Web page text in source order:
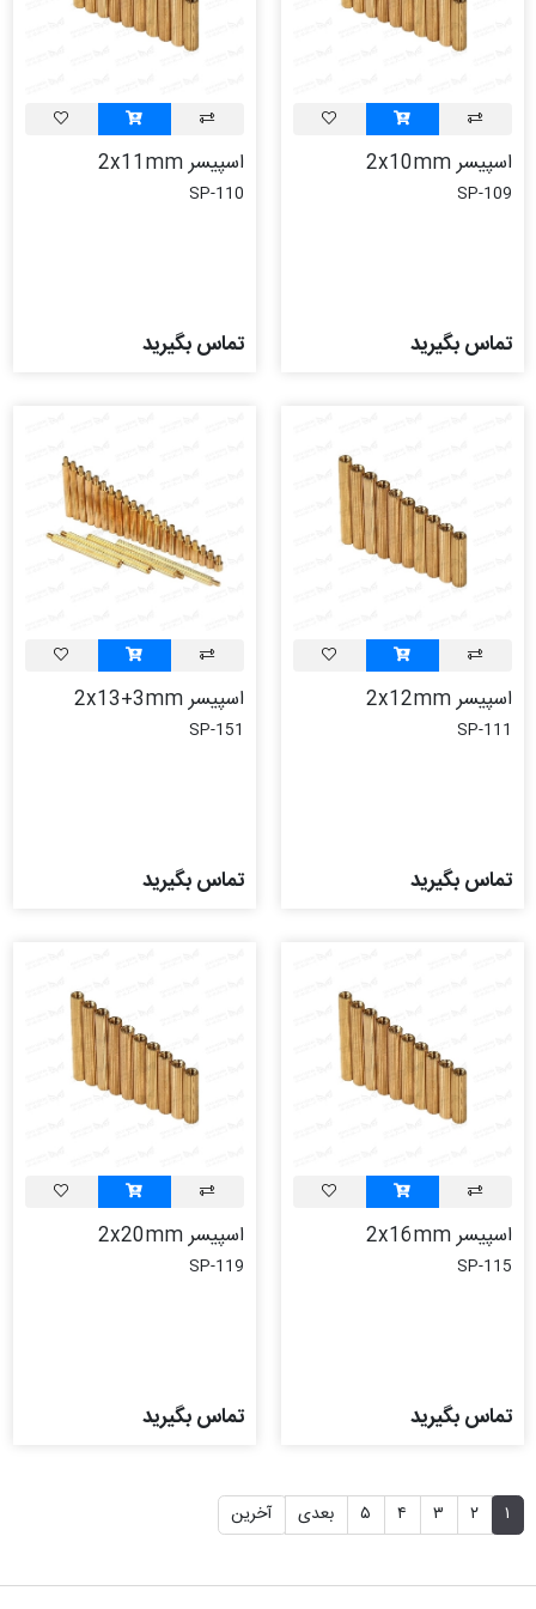
اسپیسر 2x10mm
SP-109
تماس بگیرید
اسپیسر 2x11mm
SP-110
تماس بگیرید
اسپیسر 2x12mm
SP-111
تماس بگیرید
اسپیسر 2x13+3mm
SP-151
تماس بگیرید
اسپیسر 2x16mm
SP-115
تماس بگیرید
اسپیسر 2x20mm
SP-119
تماس بگیرید
۱ ۲ ۳ ۴ ۵ بعدی آخرین